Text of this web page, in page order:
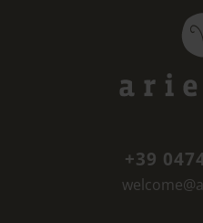
+39